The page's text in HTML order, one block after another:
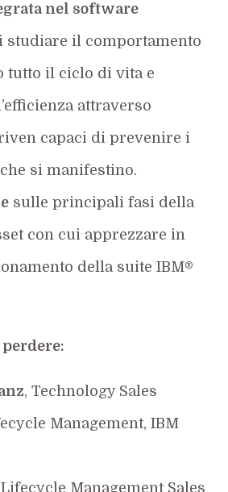
nel software
studiare il comportamento
tutto il ciclo di vita e
attraverso
capaci di prevenire i
si manifestino.
sulle principali fasi della
con cui apprezzare in
della suite IBM®
, Technology Sales
Management, IBM
Management Sales